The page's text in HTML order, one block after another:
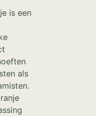
is een
als